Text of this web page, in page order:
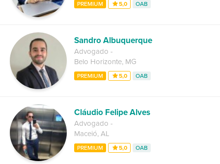
PREMIUM 5,0 OAB
Sandro Albuquerque
Advogado -
Belo Horizonte, MG
PREMIUM 5,0 OAB
Cláudio Felipe Alves
Advogado -
Maceió, AL
PREMIUM 5,0 OAB